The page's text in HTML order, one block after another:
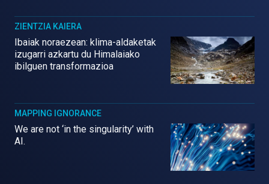
ZIENTZIA KAIERA
Ibaiak noraezean: klima-aldaketak
izugarri azkartu du Himalaiako
ibilguen transformazioa
MAPPING IGNORANCE
We are not ‘in the singularity’ with
AI.